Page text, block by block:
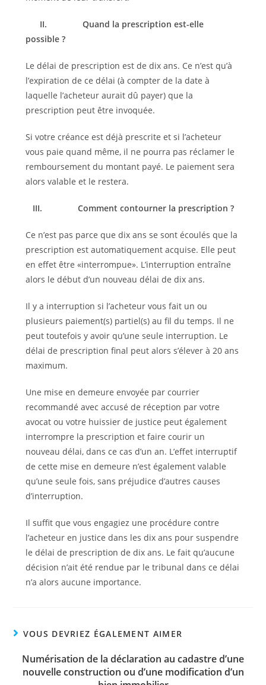
II. Quand la prescription est-elle
possible ?
Le délai de prescription est de dix ans. Ce n’est qu’à
l’expiration de ce délai (à compter de la date à
laquelle l’acheteur aurait dû payer) que la
prescription peut être invoquée.
Si votre créance est déjà prescrite et si l’acheteur
vous paie quand même, il ne pourra pas réclamer le
remboursement du montant payé. Le paiement sera
alors valable et le restera.
III. Comment contourner la prescription ?
Ce n’est pas parce que dix ans se sont écoulés que la
prescription est automatiquement acquise. Elle peut
en effet être «interrompue». L’interruption entraîne
alors le début d’un nouveau délai de dix ans.
Il y a interruption si l’acheteur vous fait un ou
plusieurs paiement(s) partiel(s) au fil du temps. Il ne
peut toutefois y avoir qu’une seule interruption. Le
délai de prescription final peut alors s’élever à 20 ans
maximum.
Une mise en demeure envoyée par courrier
recommandé avec accusé de réception par votre
avocat ou votre huissier de justice peut également
interrompre la prescription et faire courir un
nouveau délai, dans ce cas d’un an. L’effet interruptif
de cette mise en demeure n’est également valable
qu’une seule fois, sans préjudice d’autres causes
d’interruption.
Il suffit que vous engagiez une procédure contre
l’acheteur en justice dans les dix ans pour suspendre
le délai de prescription de dix ans. Le fait qu’aucune
décision n’ait été rendue par le tribunal dans ce délai
n’a alors aucune importance.
VOUS DEVRIEZ ÉGALEMENT AIMER
Numérisation de la déclaration au cadastre d’une
nouvelle construction ou d’une modification d’un